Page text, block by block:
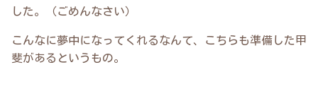
した。（ごめんなさい）
こんなに夢中になってくれるなんて、こちらも準備した甲
斐があるというもの。